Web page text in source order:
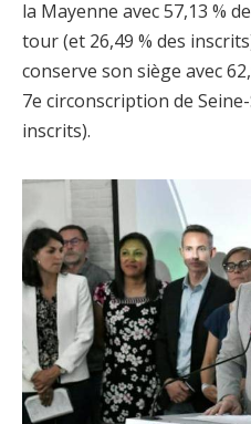
la Mayenne avec 57,13 %
tour (et 26,49 % des
conserve son siège avec
7e circonscription de
inscrits).